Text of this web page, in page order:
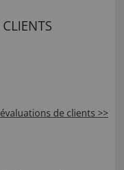
de clients >>